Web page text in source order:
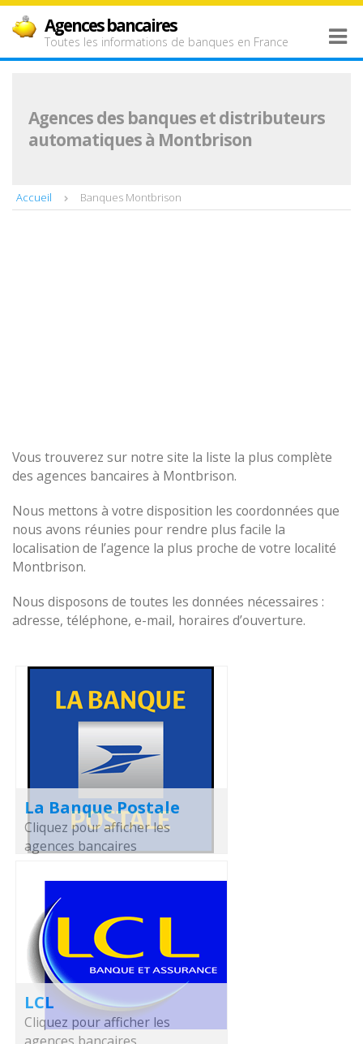
Agences bancaires
Toutes les informations de banques en France
Agences des banques et distributeurs
automatiques à Montbrison
Accueil Banques Montbrison
Vous trouverez sur notre site la liste la plus complète
des agences bancaires à Montbrison.
Nous mettons à votre disposition les coordonnées que
nous avons réunies pour rendre plus facile la
localisation de l’agence la plus proche de votre localité
Montbrison.
Nous disposons de toutes les données nécessaires :
adresse, téléphone, e-mail, horaires d’ouverture.
La Banque Postale
Cliquez pour afficher les
agences bancaires
LCL
Cliquez pour afficher les